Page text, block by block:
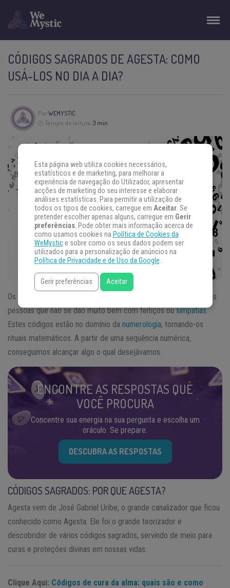
CÓDIGOS SAGRADOS DE AGESTA: COMO
USÁ-LOS NO DIA A DIA?
PorWEMYSTIC
Tempo de leitura: 3 min
Os
de Agesta são ótimas alternativas para as
pessoas que não se dão muito bem com feitiços ousimpatias.
Estes códigos estão no domínio da numerologia, tornando-os
rituais matemáticos. A partir de uma sequência numérica,
conseguimos alcançar algo o qual desejávamos.
ENCONTRE AS RESPOSTAS QUE
VOCÊ PROCURA
Concentre sua energia na sua pergunta e escolha um
oráculo. Se prepare.
DESCUBRA AS RESPOSTAS
CÓDIGOS SAGRADOS: POR QUE AGESTA?
Agesta vem de José Gabriel Uribe, o grande canalizador que ficou
conhecido como Agesta. Ele foi o grande teorizador e
descobridor de vários códigos sagrados, servindo de meio para
curas e proteções divinas em nossas vidas.
Clique Aqui: Códigos de cura da alma: quais são e como
Esta página web utiliza cookies necessários,
estatísticos e de marketing, para melhorar a
experiência de navegação do Utilizador, apresentar
acções de marketing do seu interesse e elaborar
análises estatísticas. Para permitir a utilização de
todos os tipos de cookies, carregue em Aceitar. Se
pretender escolher apenas alguns, carregue em Gerir
preferências. Pode obter mais informação acerca de
como usamos cookies na Política de Cookies da
WeMystice sobre como os seus dados podem ser
utilizados para a personalização de anúncios na
Política de Privacidade e de Uso da Google.
Gerir preferências Aceitar